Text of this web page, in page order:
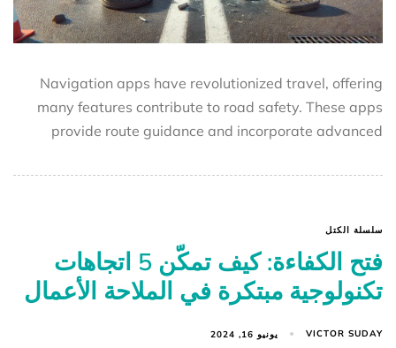
Navigation apps have revolutionized travel, offering
many features contribute to road safety. These apps
provide route guidance and incorporate advanced
سلسلة الكتل
فتح الكفاءة: كيف تمكّن 5 اتجاهات
تكنولوجية مبتكرة في الملاحة الأعمال
VICTOR SUDAY يونيو 16, 2024